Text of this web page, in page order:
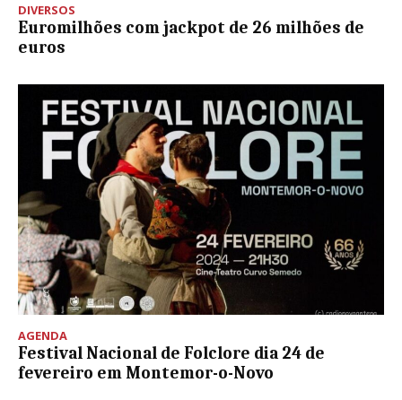
DIVERSOS
Euromilhões com jackpot de 26 milhões de
euros
AGENDA
Festival Nacional de Folclore dia 24 de
fevereiro em Montemor-o-Novo